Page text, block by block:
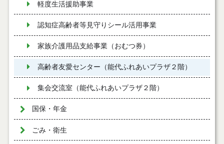
軽度生活援助事業
認知症高齢者等見守りシール活用事業
家族介護用品支給事業（おむつ券）
高齢者友愛センター（能代ふれあいプラザ２階）
集会交流室（能代ふれあいプラザ２階）
国保・年金
ごみ・衛生